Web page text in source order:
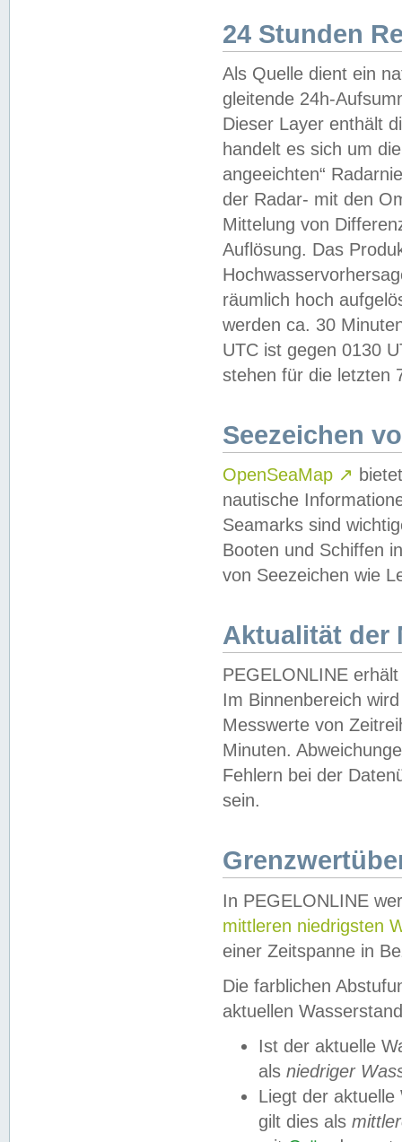
24 Stunden
Als Quelle dient ein
gleitende 24h-
Dieser Layer enthält
handelt es sich um
angeeichten“
der Radar- mit den
Mittelung von
Auflösung. Das
räumlich hoch
werden ca. 30
UTC ist gegen 0130
stehen für die letzten
Seezeichen
OpenSeaMap ↗
nautische
Seamarks sind
Booten und Schiffen
von Seezeichen wie
Aktualität der
PEGELONLINE
Im Binnenbereich
Messwerte von
Minuten.
Fehlern bei der
sein.
In PEGELONLINE
mittleren niedrigsten
einer Zeitspanne in
Die farblichen
aktuellen
Ist der aktuelle
als niedriger
Liegt der
gilt dies als